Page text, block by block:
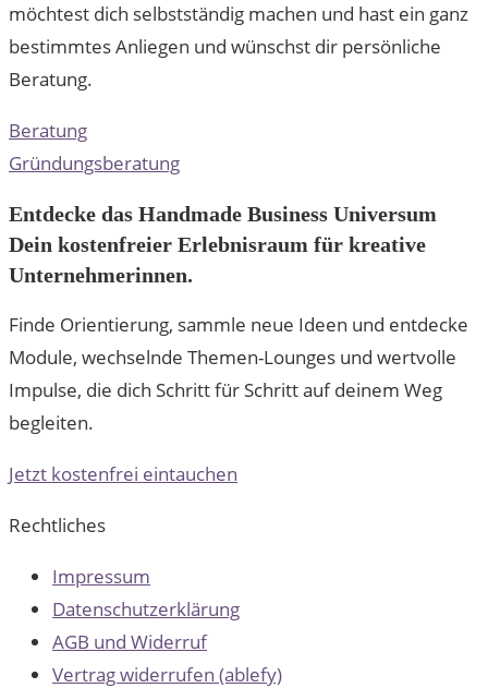
möchtest dich selbstständig machen und hast ein ganz
bestimmtes Anliegen und wünschst dir persönliche
Beratung.
Beratung
Gründungsberatung
Entdecke das Handmade Business Universum
Dein kostenfreier Erlebnisraum für kreative
Unternehmerinnen.
Finde Orientierung, sammle neue Ideen und entdecke
Module, wechselnde Themen-Lounges und wertvolle
Impulse, die dich Schritt für Schritt auf deinem Weg
begleiten.
Jetzt kostenfrei eintauchen
Rechtliches
Impressum
Datenschutzerklärung
AGB und Widerruf
Vertrag widerrufen (ablefy)